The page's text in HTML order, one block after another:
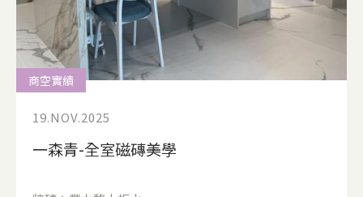
商空實績
19.NOV.2025
一森青-全室磁磚美學